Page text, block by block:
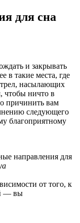
для сна
и закрывать
в такие места, где
насылающих
чтобы ничто в
причинить вам
следующего
благоприятному
направления для
от того, к
— вы